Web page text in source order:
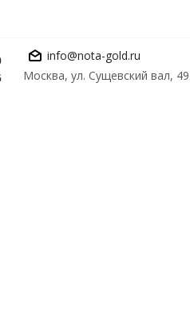
info@nota-gold.ru
Москва, ул. Сущевский вал, 49